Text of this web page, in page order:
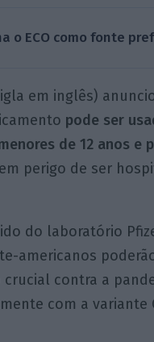
o ECO como fonte
em inglês)
pode ser
de 12 anos e
perigo de ser
do laboratório
americanos
contra a
com a variante